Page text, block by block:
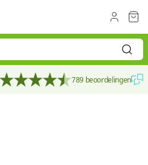
789 beoordelingen